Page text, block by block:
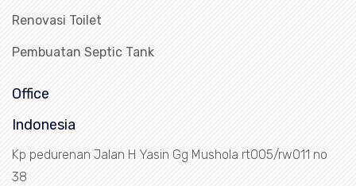
Renovasi Toilet
Pembuatan Septic Tank
Office
Indonesia
Kp pedurenan Jalan H Yasin Gg Mushola rt005/rw011 no
38